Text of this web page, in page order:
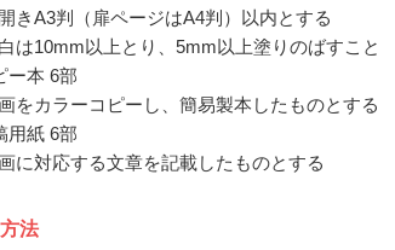
きA3判（扉ページはA4判）以内とする
は10mm以上とり、5mm以上塗りのばすこと
ー本 6部
をカラーコピーし、簡易製本したものとする
用紙 6部
に対応する文章を記載したものとする
法